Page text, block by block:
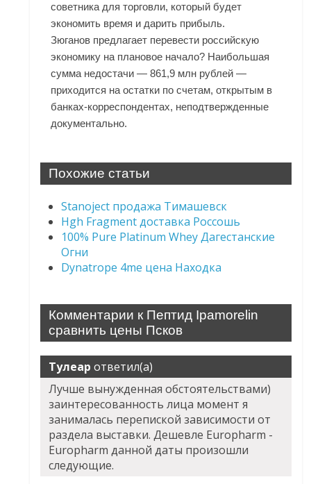
советника для торговли, который будет
экономить время и дарить прибыль.
Зюганов предлагает перевести российскую
экономику на плановое начало? Наибольшая
сумма недостачи — 861,9 млн рублей —
приходится на остатки по счетам, открытым в
банках-корреспондентах, неподтвержденные
документально.
Похожие статьи
Stanoject продажа Тимашевск
Hgh Fragment доставка Россошь
100% Pure Platinum Whey Дагестанские
Огни
Dynatrope 4me цена Находка
Комментарии к Пептид Ipamorelin
сравнить цены Псков
Тулеар ответил(а)
Лучше вынужденная обстоятельствами)
заинтересованность лица момент я
занималась перепиской зависимости от
раздела выставки. Дешевле Europharm -
Europharm данной даты произошли
следующие.